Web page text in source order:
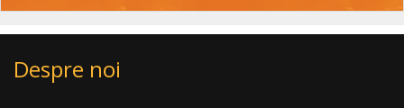
Despre noi